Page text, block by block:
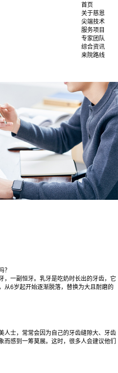
首页
关于慈恩
尖端技术
服务项目
专家团队
综合资讯
来院路线
？
，一副恒牙。乳牙是吃奶时长出的牙齿，它
从6岁起开始逐渐脱落，替换为大且耐磨的
人士，常常会因为自己的牙齿缝隙大、牙齿
感到一筹莫展。这时，很多人会建议他们